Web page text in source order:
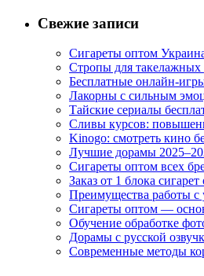
Свежие записи
Сигареты оптом
Стропы для
Бесплатные онлайн-
Лакорны с сильным
Тайские сериалы
Сливы курсов:
Kinogo: смотреть кино
Лучшие дорамы
Сигареты оптом всех
Заказ от 1 блока
Преимущества работы
Сигареты оптом —
Обучение обработке
Дорамы с русской
Современные методы